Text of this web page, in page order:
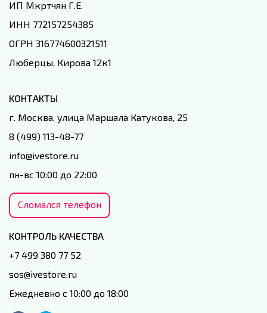
ИП Мкртчян Г.Е.
ИНН 772157254385
ОГРН 316774600321511
Люберцы, Кирова 12к1
КОНТАКТЫ
г. Москва, улица Маршала Катукова, 25
8 (499) 113-48-77
info@ivestore.ru
пн-вс 10:00 до 22:00
Сломался телефон
КОНТРОЛЬ КАЧЕСТВА
+7 499 380 77 52
sos@ivestore.ru
Ежедневно с 10:00 до 18:00